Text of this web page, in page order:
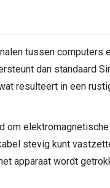
tussen computers
dan standaard
resulteert in een
stevig kunt
apparaat wordt